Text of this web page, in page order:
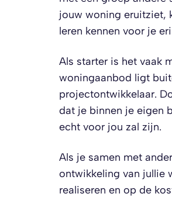
jouw woning eruitziet,
leren kennen voor je
Als starter is het vaak
woningaanbod ligt
projectontwikkelaar.
dat je binnen je eigen
echt voor jou zal zijn.
Als je samen met
ontwikkeling van jullie
realiseren en op de